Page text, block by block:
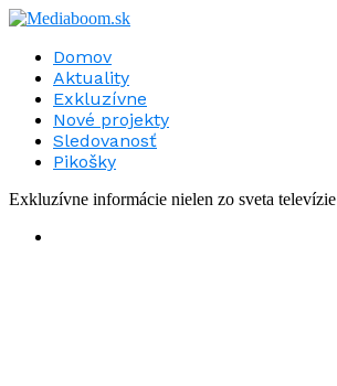
Domov
Aktuality
Exkluzívne
Nové projekty
Sledovanosť
Pikošky
Exkluzívne informácie nielen zo sveta televízie